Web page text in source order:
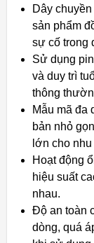
Dây
sản phẩm
sự cố trong
Sử dụng
và duy trì
thông
Mẫu mã đa
bản nhỏ
lớn cho
Hoạt động
hiệu suất
nhau.
Độ an toàn
dòng, quá